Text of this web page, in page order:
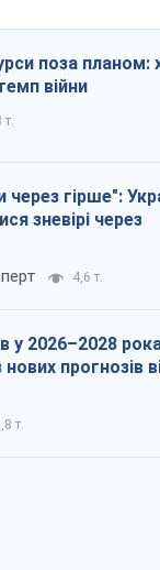
поза планом:
війни
т.
гірше":
зневірі через
4,6 т.
у 2026–2028
прогнозів
т.